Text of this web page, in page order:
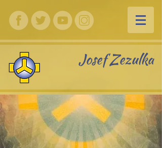
Josef Zezulka